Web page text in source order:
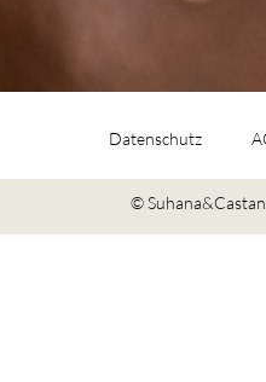
Datenschutz
©